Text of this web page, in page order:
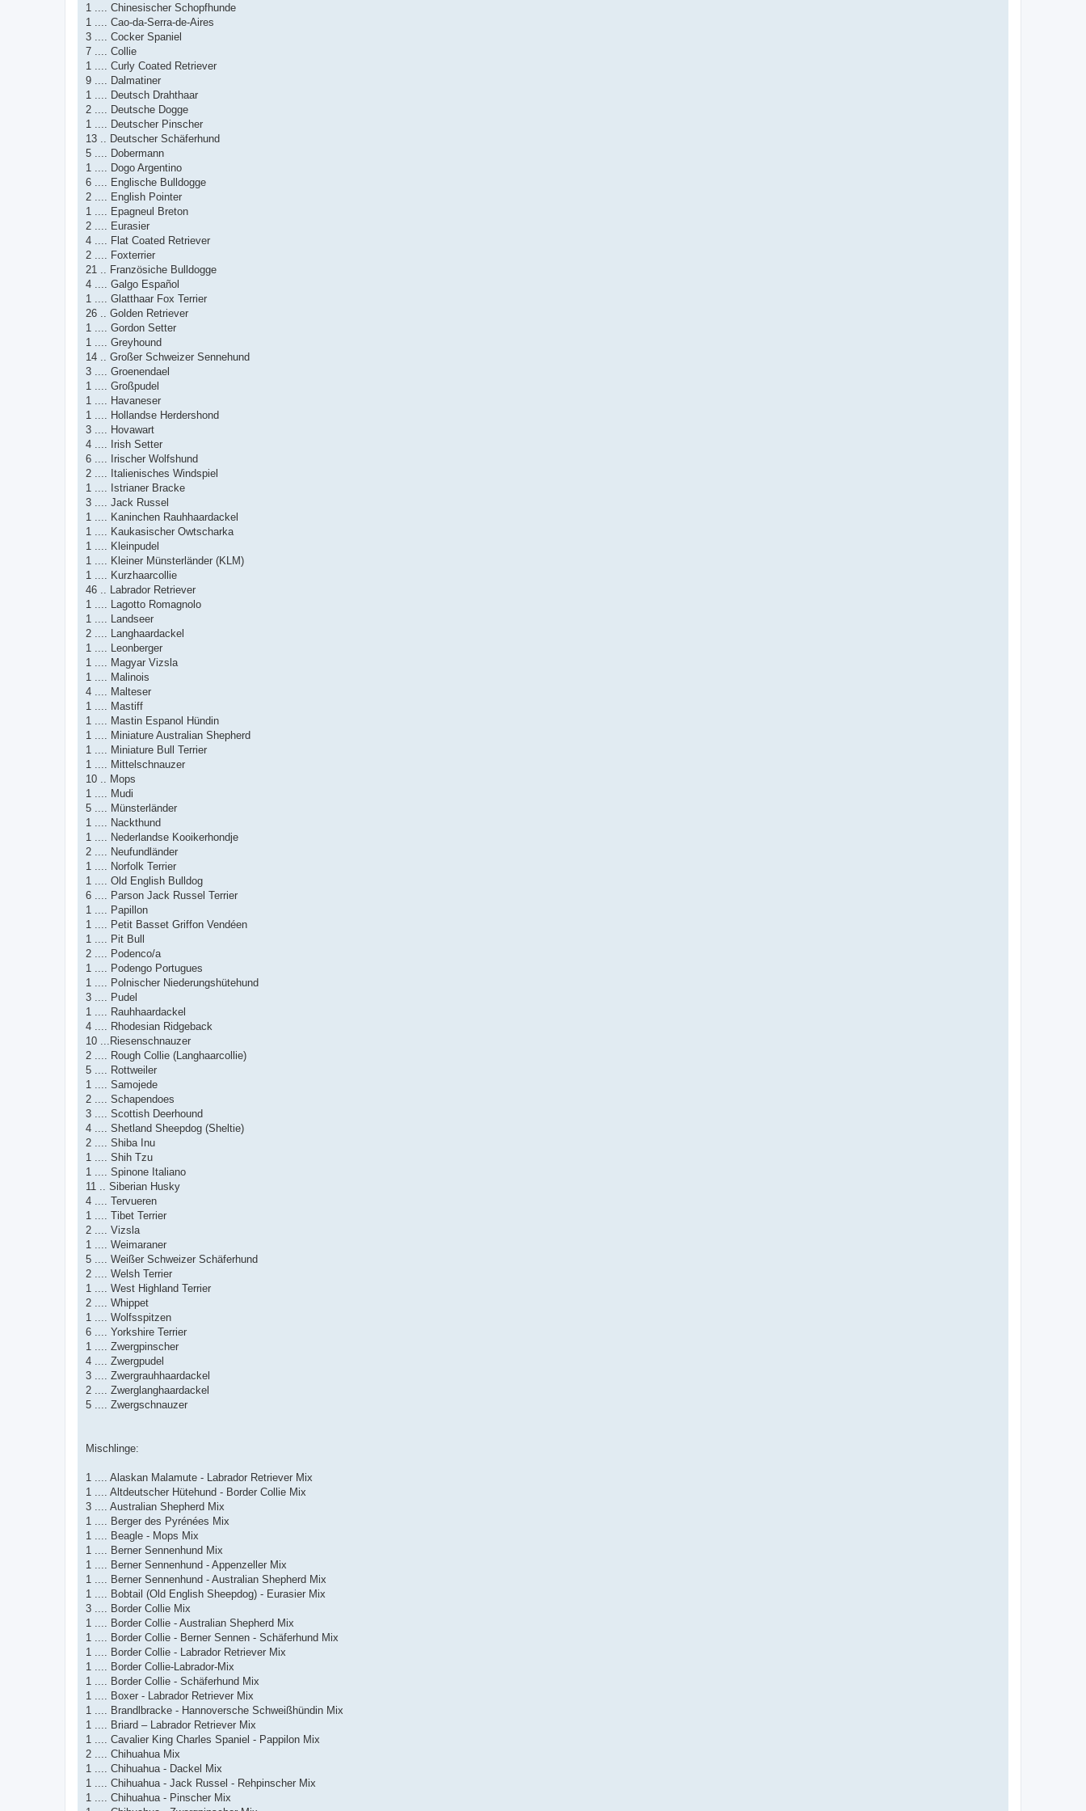
1 .... Chinesischer Schopfhunde
1 .... Cao-da-Serra-de-Aires
3 .... Cocker Spaniel
7 .... Collie
1 .... Curly Coated Retriever
9 .... Dalmatiner
1 .... Deutsch Drahthaar
2 .... Deutsche Dogge
1 .... Deutscher Pinscher
13 .. Deutscher Schäferhund
5 .... Dobermann
1 .... Dogo Argentino
6 .... Englische Bulldogge
2 .... English Pointer
1 .... Epagneul Breton
2 .... Eurasier
4 .... Flat Coated Retriever
2 .... Foxterrier
21 .. Französiche Bulldogge
4 .... Galgo Español
1 .... Glatthaar Fox Terrier
26 .. Golden Retriever
1 .... Gordon Setter
1 .... Greyhound
14 .. Großer Schweizer Sennehund
3 .... Groenendael
1 .... Großpudel
1 .... Havaneser
1 .... Hollandse Herdershond
3 .... Hovawart
4 .... Irish Setter
6 .... Irischer Wolfshund
2 .... Italienisches Windspiel
1 .... Istrianer Bracke
3 .... Jack Russel
1 .... Kaninchen Rauhhaardackel
1 .... Kaukasischer Owtscharka
1 .... Kleinpudel
1 .... Kleiner Münsterländer (KLM)
1 .... Kurzhaarcollie
46 .. Labrador Retriever
1 .... Lagotto Romagnolo
1 .... Landseer
2 .... Langhaardackel
1 .... Leonberger
1 .... Magyar Vizsla
1 .... Malinois
4 .... Malteser
1 .... Mastiff
1 .... Mastin Espanol Hündin
1 .... Miniature Australian Shepherd
1 .... Miniature Bull Terrier
1 .... Mittelschnauzer
10 .. Mops
1 .... Mudi
5 .... Münsterländer
1 .... Nackthund
1 .... Nederlandse Kooikerhondje
2 .... Neufundländer
1 .... Norfolk Terrier
1 .... Old English Bulldog
6 .... Parson Jack Russel Terrier
1 .... Papillon
1 .... Petit Basset Griffon Vendéen
1 .... Pit Bull
2 .... Podenco/a
1 .... Podengo Portugues
1 .... Polnischer Niederungshütehund
3 .... Pudel
1 .... Rauhhaardackel
4 .... Rhodesian Ridgeback
10 ...Riesenschnauzer
2 .... Rough Collie (Langhaarcollie)
5 .... Rottweiler
1 .... Samojede
2 .... Schapendoes
3 .... Scottish Deerhound
4 .... Shetland Sheepdog (Sheltie)
2 .... Shiba Inu
1 .... Shih Tzu
1 .... Spinone Italiano
11 .. Siberian Husky
4 .... Tervueren
1 .... Tibet Terrier
2 .... Vizsla
1 .... Weimaraner
5 .... Weißer Schweizer Schäferhund
2 .... Welsh Terrier
1 .... West Highland Terrier
2 .... Whippet
1 .... Wolfsspitzen
6 .... Yorkshire Terrier
1 .... Zwergpinscher
4 .... Zwergpudel
3 .... Zwergrauhhaardackel
2 .... Zwerglanghaardackel
5 .... Zwergschnauzer
Mischlinge:
1 .... Alaskan Malamute - Labrador Retriever Mix
1 .... Altdeutscher Hütehund - Border Collie Mix
3 .... Australian Shepherd Mix
1 .... Berger des Pyrénées Mix
1 .... Beagle - Mops Mix
1 .... Berner Sennenhund Mix
1 .... Berner Sennenhund - Appenzeller Mix
1 .... Berner Sennenhund - Australian Shepherd Mix
1 .... Bobtail (Old English Sheepdog) - Eurasier Mix
3 .... Border Collie Mix
1 .... Border Collie - Australian Shepherd Mix
1 .... Border Collie - Berner Sennen - Schäferhund Mix
1 .... Border Collie - Labrador Retriever Mix
1 .... Border Collie-Labrador-Mix
1 .... Border Collie - Schäferhund Mix
1 .... Boxer - Labrador Retriever Mix
1 .... Brandlbracke - Hannoversche Schweißhündin Mix
1 .... Briard – Labrador Retriever Mix
1 .... Cavalier King Charles Spaniel - Pappilon Mix
2 .... Chihuahua Mix
1 .... Chihuahua - Dackel Mix
1 .... Chihuahua - Jack Russel - Rehpinscher Mix
1 .... Chihuahua - Pinscher Mix